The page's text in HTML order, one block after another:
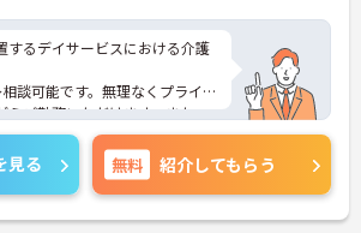
するデイサービスにおける介護
談可能です。無理なくプライベ
らご勤務いただけます。また、
す。ご利用者に寄り添って介護
ていただける方を募集してい
、面接対策ポイントなど、さら
すのでお気軽にご相談くださ
見る 無料 紹介してもらう